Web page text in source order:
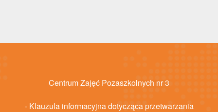
Centrum Zajęć Pozaszkolnych nr 3
- Klauzula informacyjna dotycząca przetwarzania